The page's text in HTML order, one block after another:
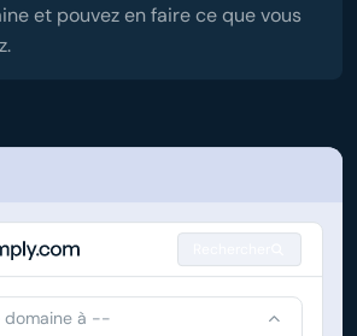
et pouvez en faire ce que vous
à --